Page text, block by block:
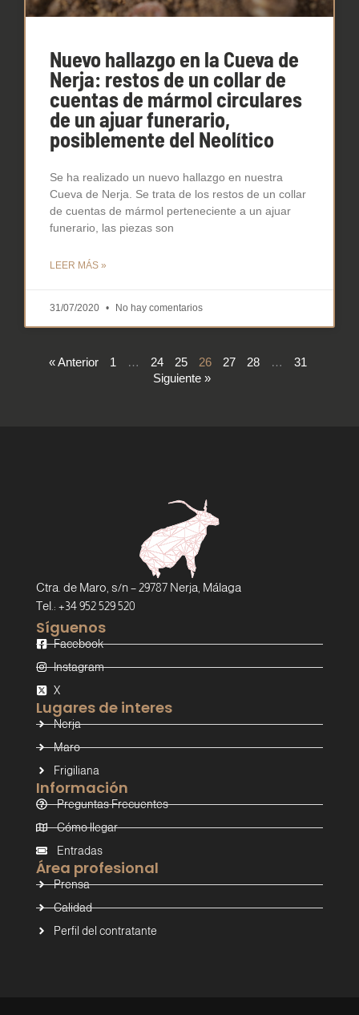
Nuevo hallazgo en la Cueva de
Nerja: restos de un collar de
cuentas de mármol circulares
de un ajuar funerario,
posiblemente del Neolítico
Se ha realizado un nuevo hallazgo en nuestra
Cueva de Nerja. Se trata de los restos de un collar
de cuentas de mármol perteneciente a un ajuar
funerario, las piezas son
LEER MÁS »
31/07/2020 No hay comentarios
« Anterior 1 … 24 25 26 27 28 …
31
Siguiente »
Ctra. de Maro, s/n – 29787 Nerja, Málaga
Tel.: +34 952 529 520
Área profesional
Prensa
Calidad
Perfil del contratante
Información
Preguntas Frecuentes
Cómo llegar
Entradas
Lugares de interes
Nerja
Maro
Frigiliana
Síguenos
Facebook
Instagram
X